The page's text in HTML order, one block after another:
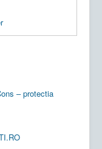
– protectia